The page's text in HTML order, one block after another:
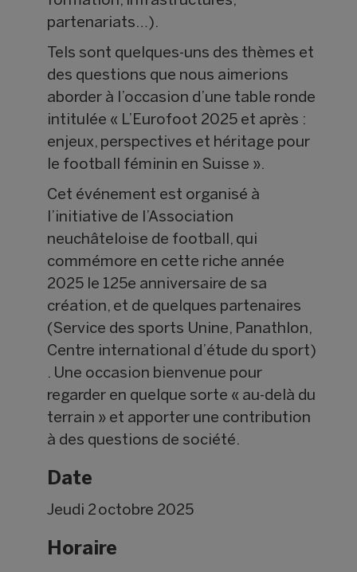
partenariats…).
Tels sont quelques-uns des thèmes et
des questions que nous aimerions
aborder à l’occasion d’une table ronde
intitulée « L’Eurofoot 2025 et après :
enjeux, perspectives et héritage pour
le football féminin en Suisse ».
Cet événement est organisé à
l’initiative de l’Association
neuchâteloise de football, qui
commémore en cette riche année
2025 le 125e anniversaire de sa
création, et de quelques partenaires
(Service des sports Unine, Panathlon,
Centre international d’étude du sport)
. Une occasion bienvenue pour
regarder en quelque sorte « au-delà du
terrain » et apporter une contribution
à des questions de société.
Date
Jeudi 2 octobre 2025
Horaire